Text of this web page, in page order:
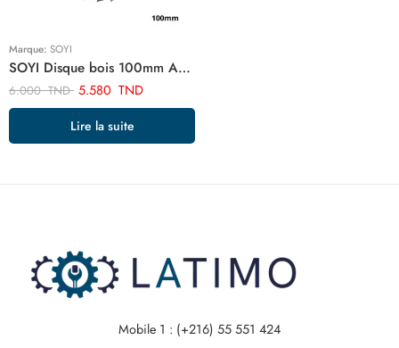
Marque: SOYI
SOYI Disque bois 100mm ART03075
6.000TND 5.580 TND
Lire la suite
Mobile 1 : (+216) 55 551 424